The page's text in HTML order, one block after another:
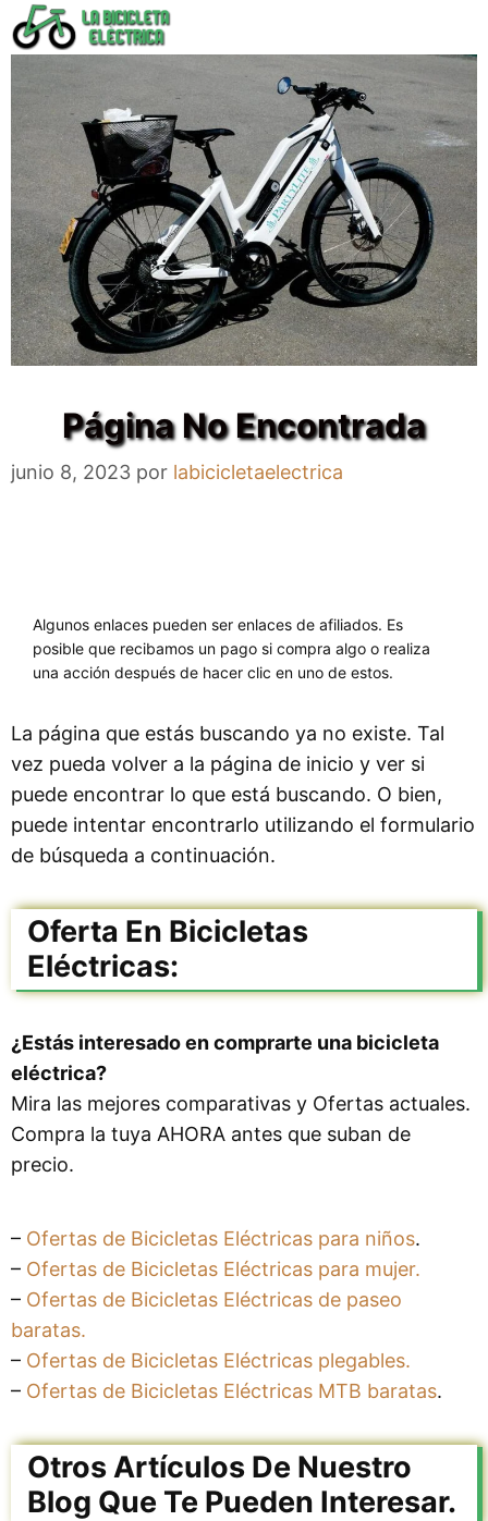
Saltar
al
contenido
Página No Encontrada
junio 8, 2023 por labicicletaelectrica
Algunos enlaces pueden ser enlaces de afiliados. Es
posible que recibamos un pago si compra algo o realiza
una acción después de hacer clic en uno de estos.
La página que estás buscando ya no existe. Tal
vez pueda volver a la página de inicio y ver si
puede encontrar lo que está buscando. O bien,
puede intentar encontrarlo utilizando el formulario
de búsqueda a continuación.
Oferta En Bicicletas
Eléctricas:
¿Estás interesado en comprarte una bicicleta
eléctrica?
Mira las mejores comparativas y Ofertas actuales.
Compra la tuya AHORA antes que suban de
precio.
– Ofertas de Bicicletas Eléctricas para niños.
– Ofertas de Bicicletas Eléctricas para mujer.
– Ofertas de Bicicletas Eléctricas de paseo
baratas.
– Ofertas de Bicicletas Eléctricas plegables.
– Ofertas de Bicicletas Eléctricas MTB baratas.
Otros Artículos De Nuestro
Blog Que Te Pueden Interesar.